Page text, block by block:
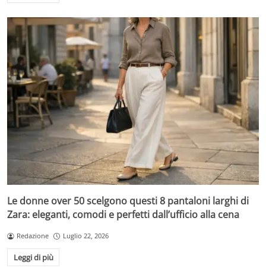
Le donne over 50 scelgono questi 8 pantaloni larghi di
Zara: eleganti, comodi e perfetti dall’ufficio alla cena
Redazione Luglio 22, 2026
Leggi di più